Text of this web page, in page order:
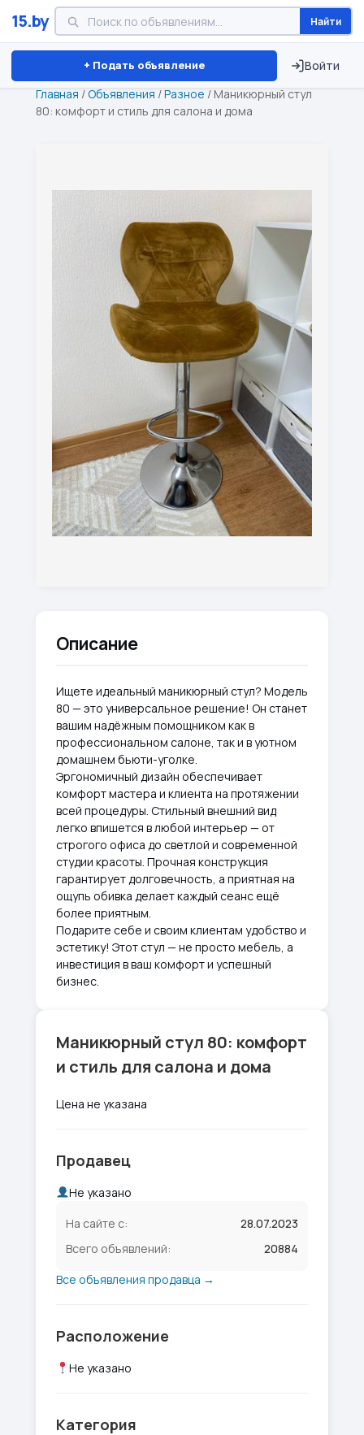
15.by Найти
+ Подать объявление Войти
Минск Витебск Брест ⏱ ТОЛЬКО 15 ДНЕЙ
Главная /Объявления /Разное / Маникюрный стул
80: комфорт и стиль для салона и дома
Описание
Ищете идеальный маникюрный стул? Модель
80 — это универсальное решение! Он станет
вашим надёжным помощником как в
профессиональном салоне, так и в уютном
домашнем бьюти-уголке.
Эргономичный дизайн обеспечивает
комфорт мастера и клиента на протяжении
всей процедуры. Стильный внешний вид
легко впишется в любой интерьер — от
строгого офиса до светлой и современной
студии красоты. Прочная конструкция
гарантирует долговечность, а приятная на
ощупь обивка делает каждый сеанс ещё
более приятным.
Подарите себе и своим клиентам удобство и
эстетику! Этот стул — не просто мебель, а
инвестиция в ваш комфорт и успешный
бизнес.
Маникюрный стул 80: комфорт
и стиль для салона и дома
Цена не указана
Продавец
Не указано
На сайте с:
28.07.2023
Всего объявлений:
20884
Все объявления продавца →
Расположение
Не указано
Категория